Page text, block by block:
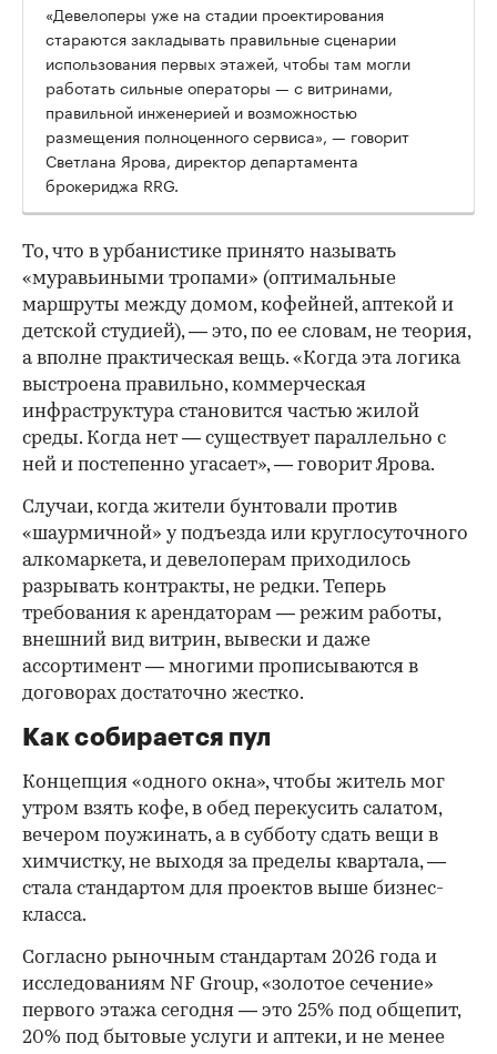
00:00
«Девелоперы уже на стадии проектирования
стараются закладывать правильные сценарии
использования первых этажей, чтобы там могли
работать сильные операторы — с витринами,
правильной инженерией и возможностью
размещения полноценного сервиса», — говорит
Светлана Ярова, директор департамента
брокериджа RRG.
То, что в урбанистике принято называть
«муравьиными тропами» (оптимальные
маршруты между домом, кофейней, аптекой и
детской студией), — это, по ее словам, не теория,
а вполне практическая вещь. «Когда эта логика
выстроена правильно, коммерческая
инфраструктура становится частью жилой
среды. Когда нет — существует параллельно с
ней и постепенно угасает», — говорит Ярова.
Случаи, когда жители бунтовали против
«шаурмичной» у подъезда или круглосуточного
алкомаркета, и девелоперам приходилось
разрывать контракты, не редки. Теперь
требования к арендаторам — режим работы,
внешний вид витрин, вывески и даже
ассортимент — многими прописываются в
договорах достаточно жестко.
Как собирается пул
Концепция «одного окна», чтобы житель мог
утром взять кофе, в обед перекусить салатом,
вечером поужинать, а в субботу сдать вещи в
химчистку, не выходя за пределы квартала, —
стала стандартом для проектов выше бизнес-
класса.
Согласно рыночным стандартам 2026 года и
исследованиям NF Group, «золотое сечение»
первого этажа сегодня — это 25% под общепит,
20% под бытовые услуги и аптеки, и не менее